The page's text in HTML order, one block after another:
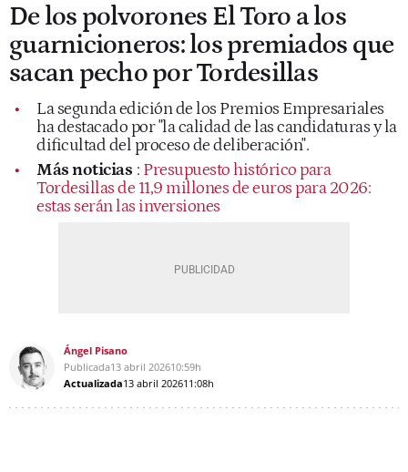
De los polvorones El Toro a los
guarnicioneros: los premiados que
sacan pecho por Tordesillas
La segunda edición de los Premios Empresariales
ha destacado por "la calidad de las candidaturas y la
dificultad del proceso de deliberación".
Más noticias : Presupuesto histórico para
Tordesillas de 11,9 millones de euros para 2026:
estas serán las inversiones
Ángel Pisano
Publicada13 abril 202610:59h
Actualizada13 abril 202611:08h